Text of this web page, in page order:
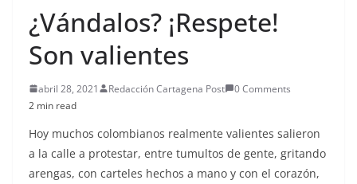
¿Vándalos? ¡Respete!
Son valientes
abril 28, 2021 Redacción Cartagena Post
0 Comments
2 min read
Hoy muchos colombianos realmente valientes salieron
a la calle a protestar, entre tumultos de gente, gritando
arengas, con carteles hechos a mano y con el corazón,